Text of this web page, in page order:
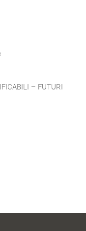
– FUTURI